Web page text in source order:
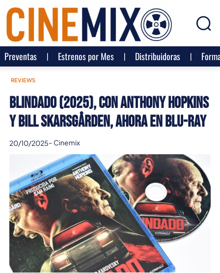
Preventas Estrenos por Mes Distribuidoras
REVIEWS
Blindado (2025), con Anthony Hopkins
y Bill Skarsgården, ahora en Blu-ray
20/10/2025- Cinemix